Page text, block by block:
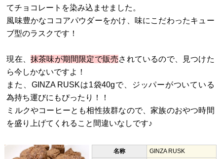
てチョコレートを染み込ませました。
風味豊かなココアパウダーをかけ、味にこだわったキュー
ブ型のラスクです！
現在、抹茶味が期間限定で販売されているので、見つけた
ら今しかないですよ！
また、GINZA RUSKは1袋40gで、ジッパーがついている
為持ち運びにもぴったり！！
ミルクやコーヒーとも相性抜群なので、家族のおやつ時間
を盛り上げてくれること間違いなしです♪
名称 GINZA RUSK